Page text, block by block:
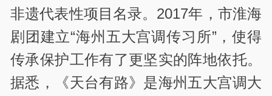
非遗代表性项目名录。2017年，市淮海
剧团建立“海州五大宫调传习所”，使得
传承保护工作有了更坚实的阵地依托。
据悉，《天台有路》是海州五大宫调大